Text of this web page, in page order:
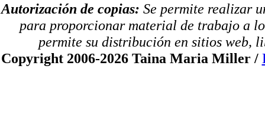
Autorización de copias: Se permite realizar
para proporcionar material de trabajo a
permite su distribución en sitios web,
Copyright 2006-2026 Taina Maria Miller /